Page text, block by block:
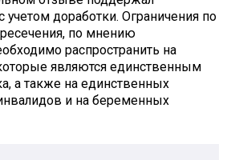
учетом доработки. Ограничения по
по мнению
распространить на
являются единственным
а также на единственных
и на беременных